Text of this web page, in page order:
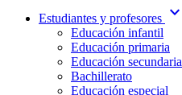
Estudiantes y profesores expand_more
Educación infantil
Educación primaria
Educación secundaria
Bachillerato
Educación especial